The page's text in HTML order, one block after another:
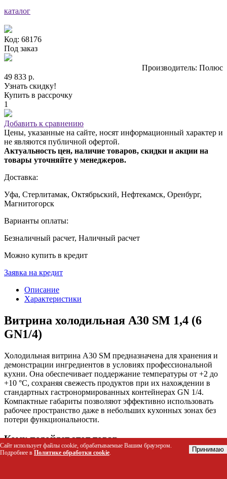
каталог
Код: 68176
Под заказ
Производитель: Полюс
49 833 р.
Узнать скидку!
Купить в рассрочку
1
Добавить к сравнению
Цены, указанные на сайте, носят информационный характер и
не являются публичной офертой.
Актуальность цен, наличие товаров, скидки и акции на
товары уточняйте у менеджеров.
Доставка:
Уфа, Стерлитамак, Октябрьский, Нефтекамск, Оренбург,
Магнитогорск
Варианты оплаты:
Безналичный расчет, Наличный расчет
Можно купить в кредит
Заявка на кредит
Описание
Характеристики
Витрина холодильная A30 SM 1,4 (6
GN1/4)
Холодильная витрина A30 SM предназначена для хранения и
демонстрации ингредиентов в условиях профессиональной
кухни. Она обеспечивает поддержание температуры от +2 до
+10 °C, сохраняя свежесть продуктов при их нахождении в
стандартных гастронормированных контейнерах GN 1/4.
Компактные габариты позволяют эффективно использовать
рабочее пространство даже в небольших кухонных зонах без
потери функциональности.
Кому подойдет этот товар
Шеф-повара и линейные повара для организации
Сайт использует файлы cookie, обрабатываемые Вашим браузером.
Подробнее в Политике обработки cookie. Принимаю